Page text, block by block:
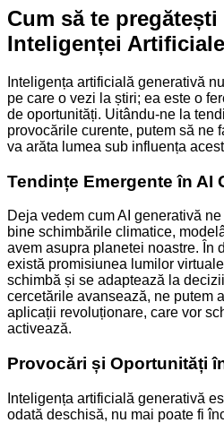
Cum să te
Inteligenței
Inteligența artificială generativă
pe care o vezi la știri; ea este o
de oportunități. Uitându-ne la
provocările curente, putem să ne
va arăta lumea sub influența
Tendințe Emergente în AI
Deja vedem cum AI generativă
bine schimbările climatice,
avem asupra planetei noastre. În
există promisiunea lumilor
schimbă și se adaptează la
cercetările avansează, ne putem
aplicații revoluționare, care vor
activează.
Provocări și Oportunități
Inteligența artificială generativă
odată deschisă, nu mai poate fi